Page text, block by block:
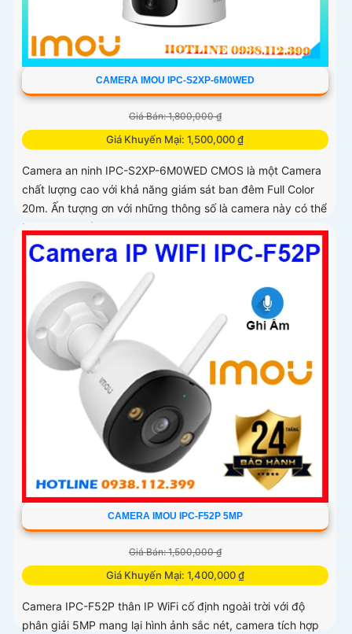
CAMERA IMOU IPC-S2XP-6M0WED
Giá Bán: 1,800,000 ₫
Giá Khuyến Mại: 1,500,000 ₫
Camera an ninh IPC-S2XP-6M0WED CMOS là một Camera
chất lượng cao với khả năng giám sát ban đêm Full Color
20m. Ấn tượng ơn với những thông số là camera này có thể
tái tạo màu sắc...
CAMERA IMOU IPC-F52P 5MP
Giá Bán: 1,500,000 ₫
Giá Khuyến Mại: 1,400,000 ₫
Camera IPC-F52P thân IP WiFi cố định ngoài trời với độ
phân giải 5MP mang lại hình ảnh sắc nét, camera tích hợp